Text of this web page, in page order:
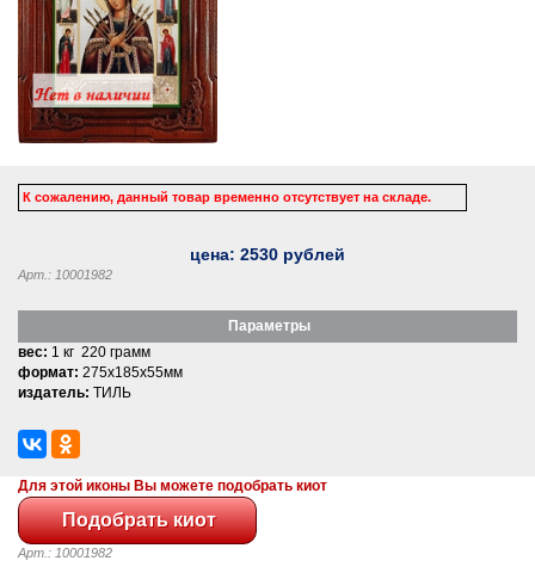
К сожалению, данный товар временно отсутствует на складе.
цена: 2530 рублей
Арт.: 10001982
Параметры
вес: 1 кг 220 грамм
формат: 275x185x55мм
издатель: ТИЛЬ
Для этой иконы Вы можете подобрать киот
Арт.: 10001982